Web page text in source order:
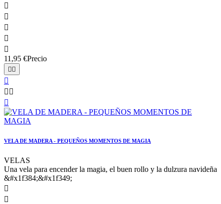





11,95 €Precio


 

VELA DE MADERA - PEQUEÑOS MOMENTOS DE MAGIA
VELAS
Una vela para encender la magia, el buen rollo y la dulzura navideña
&#x1f384;&#x1f349;

